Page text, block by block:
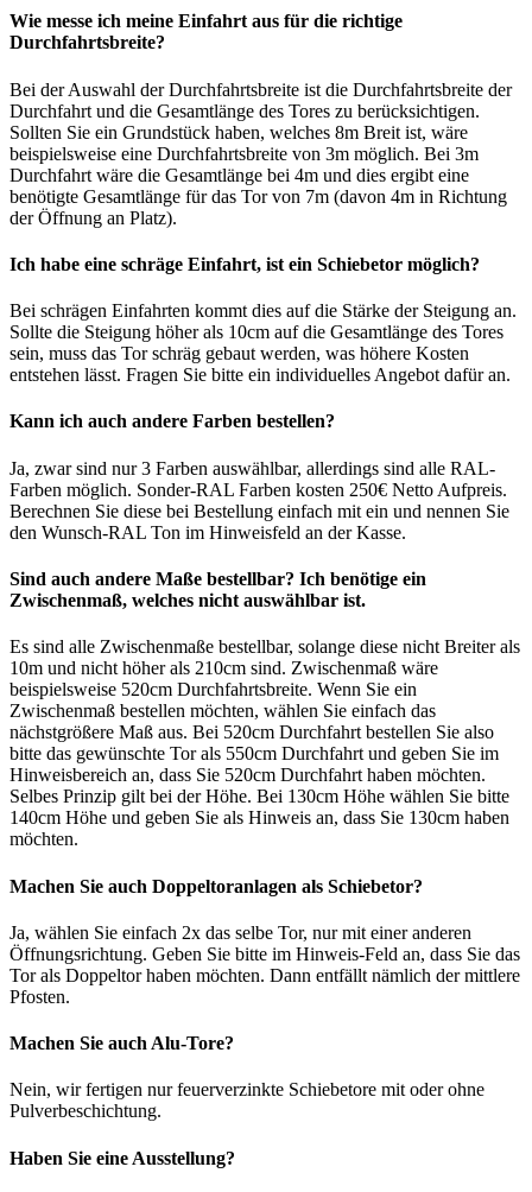
Wie messe ich meine Einfahrt aus für die richtige
Durchfahrtsbreite?
Bei der Auswahl der Durchfahrtsbreite ist die Durchfahrtsbreite der
Durchfahrt und die Gesamtlänge des Tores zu berücksichtigen.
Sollten Sie ein Grundstück haben, welches 8m Breit ist, wäre
beispielsweise eine Durchfahrtsbreite von 3m möglich. Bei 3m
Durchfahrt wäre die Gesamtlänge bei 4m und dies ergibt eine
benötigte Gesamtlänge für das Tor von 7m (davon 4m in Richtung
der Öffnung an Platz).
Ich habe eine schräge Einfahrt, ist ein Schiebetor möglich?
Bei schrägen Einfahrten kommt dies auf die Stärke der Steigung an.
Sollte die Steigung höher als 10cm auf die Gesamtlänge des Tores
sein, muss das Tor schräg gebaut werden, was höhere Kosten
entstehen lässt. Fragen Sie bitte ein individuelles Angebot dafür an.
Kann ich auch andere Farben bestellen?
Ja, zwar sind nur 3 Farben auswählbar, allerdings sind alle RAL-
Farben möglich. Sonder-RAL Farben kosten 250€ Netto Aufpreis.
Berechnen Sie diese bei Bestellung einfach mit ein und nennen Sie
den Wunsch-RAL Ton im Hinweisfeld an der Kasse.
Sind auch andere Maße bestellbar? Ich benötige ein
Zwischenmaß, welches nicht auswählbar ist.
Es sind alle Zwischenmaße bestellbar, solange diese nicht Breiter als
10m und nicht höher als 210cm sind. Zwischenmaß wäre
beispielsweise 520cm Durchfahrtsbreite. Wenn Sie ein
Zwischenmaß bestellen möchten, wählen Sie einfach das
nächstgrößere Maß aus. Bei 520cm Durchfahrt bestellen Sie also
bitte das gewünschte Tor als 550cm Durchfahrt und geben Sie im
Hinweisbereich an, dass Sie 520cm Durchfahrt haben möchten.
Selbes Prinzip gilt bei der Höhe. Bei 130cm Höhe wählen Sie bitte
140cm Höhe und geben Sie als Hinweis an, dass Sie 130cm haben
möchten.
Machen Sie auch Doppeltoranlagen als Schiebetor?
Ja, wählen Sie einfach 2x das selbe Tor, nur mit einer anderen
Öffnungsrichtung. Geben Sie bitte im Hinweis-Feld an, dass Sie das
Tor als Doppeltor haben möchten. Dann entfällt nämlich der mittlere
Pfosten.
Machen Sie auch Alu-Tore?
Nein, wir fertigen nur feuerverzinkte Schiebetore mit oder ohne
Pulverbeschichtung.
Haben Sie eine Ausstellung?